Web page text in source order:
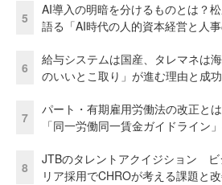
5
AI導入の明暗を分けるものとは？
語る「AI時代の人的資本経営と人事
6
給与システムは国産、タレマネは
のいいとこ取り」が進む理由と成
7
パート・有期雇用労働法の改正と
「同一労働同一賃金ガイドライン
8
JTBのタレントアクイジション ビ
リア採用でCHROが考える課題と